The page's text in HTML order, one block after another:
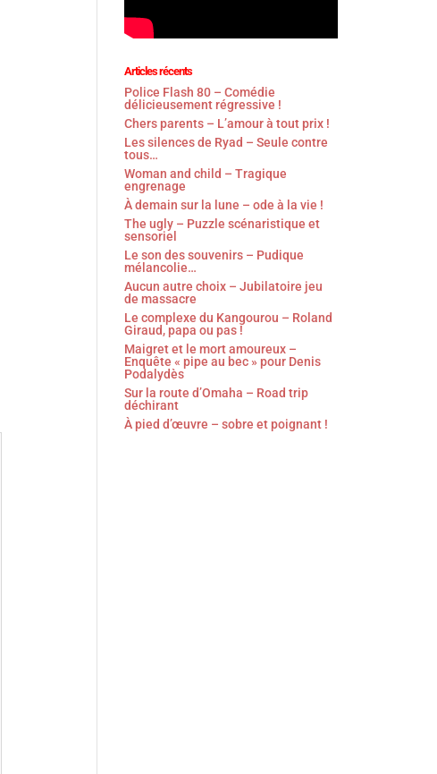
Articles récents
Police Flash 80 – Comédie
délicieusement régressive !
Chers parents – L’amour à tout prix !
Les silences de Ryad – Seule contre
tous…
Woman and child – Tragique
engrenage
À demain sur la lune – ode à la vie !
The ugly – Puzzle scénaristique et
sensoriel
Le son des souvenirs – Pudique
mélancolie…
Aucun autre choix – Jubilatoire jeu
de massacre
Le complexe du Kangourou – Roland
Giraud, papa ou pas !
Maigret et le mort amoureux –
Enquête « pipe au bec » pour Denis
Podalydès
Sur la route d’Omaha – Road trip
déchirant
À pied d’œuvre – sobre et poignant !